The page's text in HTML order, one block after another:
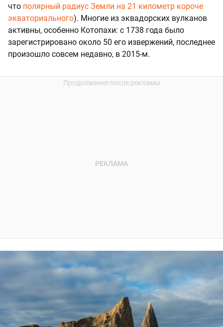
что полярный радиус Земли на 21 километр короче
экваториального). Многие из эквадорских вулканов
активны, особенно Котопахи: с 1738 года было
зарегистрировано около 50 его извержений, последнее
произошло совсем недавно, в 2015-м.